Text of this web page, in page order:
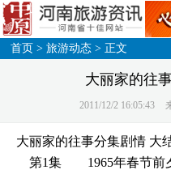
首页 >旅游动态 > 正文
大丽家的往
2011/12/2 16:05:43
大丽家的往事分集剧情 大
第1集 1965年春节前夕